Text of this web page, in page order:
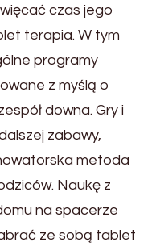
czas jego
terapia. W tym
programy
z myślą o
downa. Gry i
zabawy,
metoda
Naukę z
na spacerze
ze sobą tablet